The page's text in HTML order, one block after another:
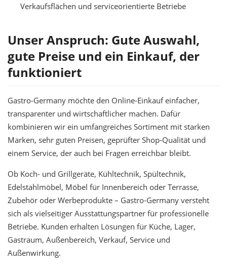
Verkaufsflächen und serviceorientierte Betriebe
Unser Anspruch: Gute Auswahl,
gute Preise und ein Einkauf, der
funktioniert
Gastro-Germany möchte den Online-Einkauf einfacher,
transparenter und wirtschaftlicher machen. Dafür
kombinieren wir ein umfangreiches Sortiment mit starken
Marken, sehr guten Preisen, geprüfter Shop-Qualität und
einem Service, der auch bei Fragen erreichbar bleibt.
Ob Koch- und Grillgeräte, Kühltechnik, Spültechnik,
Edelstahlmöbel, Möbel für Innenbereich oder Terrasse,
Zubehör oder Werbeprodukte – Gastro-Germany versteht
sich als vielseitiger Ausstattungspartner für professionelle
Betriebe. Kunden erhalten Lösungen für Küche, Lager,
Gastraum, Außenbereich, Verkauf, Service und
Außenwirkung.